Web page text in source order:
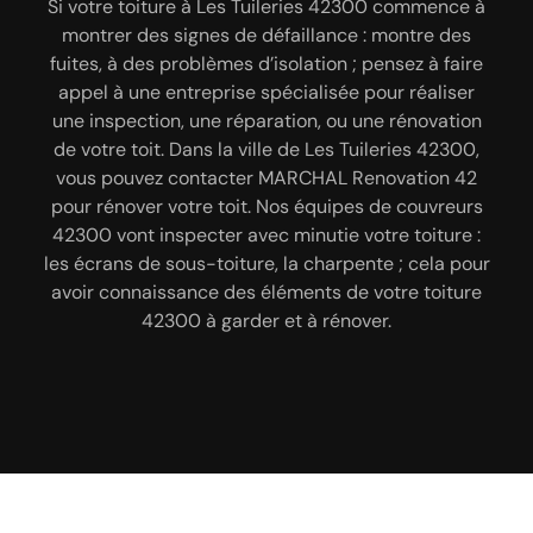
Si votre toiture à Les Tuileries 42300 commence à
montrer des signes de défaillance : montre des
fuites, à des problèmes d’isolation ; pensez à faire
appel à une entreprise spécialisée pour réaliser
une inspection, une réparation, ou une rénovation
de votre toit. Dans la ville de Les Tuileries 42300,
vous pouvez contacter MARCHAL Renovation 42
pour rénover votre toit. Nos équipes de couvreurs
42300 vont inspecter avec minutie votre toiture :
les écrans de sous-toiture, la charpente ; cela pour
avoir connaissance des éléments de votre toiture
42300 à garder et à rénover.
Étant en activité depuis plusieurs années ; sachez
que, notre entreprise MARCHAL Renovation 42 est
tout à fait qualifiée pour s’occuper de la réparation
de votre toiture à Les Tuileries 42300. Nous avons à
notre service des équipes de couvreurs 42300
passionnées qui trouveront toujours des solutions
pour remettre en état votre toiture, renforcer
l’étanchéité de votre toiture. Nous allons mettre à
la disposition de nos équipes de couvreurs 42300
des matériels et outillages professionnels pour
réparer votre toiture 42300. Il est à noter que,
toutes nos réalisations sont accompagnées d’une
Seriez-vous à la recherche d’une entreprise de
couverture professionnelle pour réparer votre
toiture ? Exerçant le métier de couvreur depuis
plusieurs années ; sachez que, vous pouvez
compter sur notre entreprise MARCHAL Renovation
42 pour s’occuper de la réparation de votre toiture
dans la ville de Les Tuileries 42300. Ayant à notre
disposition les matériels nécessaires, notre
entreprise MARCHAL Renovation 42 trouvera les
méthodes adéquates pour réparer les éléments
détériorés de votre toiture. En faisant appel à
MARCHAL Renovation 42, vous êtes sûr de